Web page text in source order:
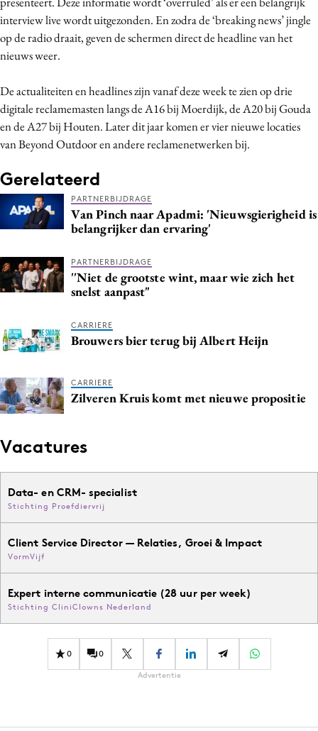
Interne communicatie
Martech
Media
PR
Programmatic
Purpose Marketing
Reputatie & crisis
interview live wordt uitgezonden. En zodra de ‘breaking news’ jingle
op de radio draait, geven de schermen direct de headline van het
nieuws weer.
De actualiteiten en headlines zijn vanaf deze week te zien op drie
digitale reclamemasten langs de A16 bij Moerdijk, de A20 bij Gouda
en de A27 bij Houten. Later dit jaar komen er vier nieuwe locaties
van Beyond Outdoor en andere reclamenetwerken bij.
Gerelateerd
PARTNERBIJDRAGE
Van Pinch naar Apadmi: 'Nieuwsgierigheid is
belangrijker dan ervaring'
PARTNERBIJDRAGE
''Niet de grootste wint, maar wie zich het
snelst aanpast"
CARRIERE
Brouwers bier terug bij Albert Heijn
CARRIERE
Zilveren Kruis komt met nieuwe propositie
Vacatures
Data- en CRM- specialist
Stichting Proefdiervrij
Client Service Director — Relaties, Groei & Impact
VormVijf
Expert interne communicatie (28 uur per week)
Stichting CliniClowns Nederland
0 0
Advertentie